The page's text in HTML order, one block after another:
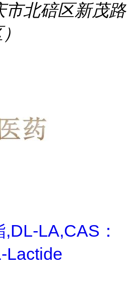
市北碚区新茂路
LA,CAS：
Lactide